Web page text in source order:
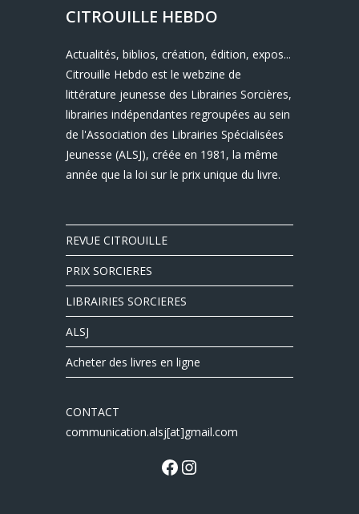
CITROUILLE HEBDO
Actualités, biblios, création, édition, expos...
Citrouille Hebdo est le webzine de
littérature jeunesse des Librairies Sorcières,
librairies indépendantes regroupées au sein
de l'Association des Librairies Spécialisées
Jeunesse (ALSJ), créée en 1981, la même
année que la loi sur le prix unique du livre.
REVUE CITROUILLE
PRIX SORCIERES
LIBRAIRIES SORCIERES
ALSJ
Acheter des livres en ligne
CONTACT
communication.alsj[at]gmail.com